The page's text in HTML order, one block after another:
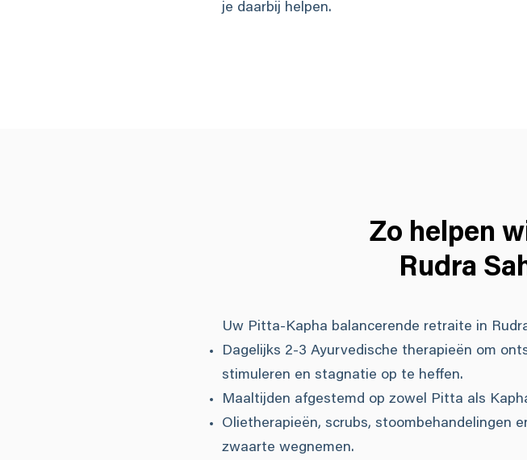
je daarbij helpen.
Zo helpen
Rudra
Uw Pitta-Kapha balancerende retraite in
Dagelijks 2-3 Ayurvedische therapieën om
stimuleren en stagnatie op te heffen.
Maaltijden afgestemd op zowel Pitta als
Olietherapieën, scrubs, stoombehandelingen
zwaarte wegnemen.